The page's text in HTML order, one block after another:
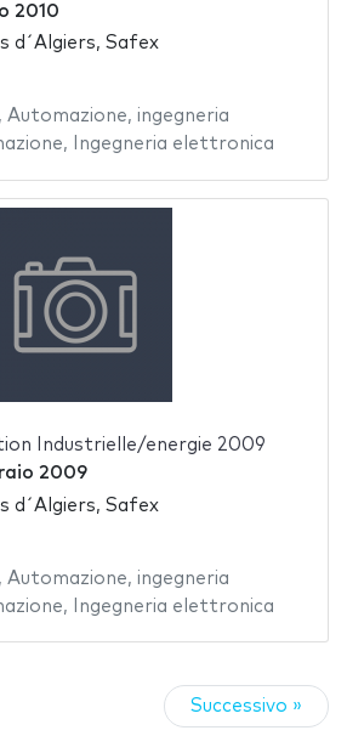
2010
d´Algiers, Safex
, Automazione, ingegneria
, Ingegneria elettronica
Industrielle/energie 2009
2009
d´Algiers, Safex
, Automazione, ingegneria
, Ingegneria elettronica
Successivo »